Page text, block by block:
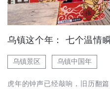
乌镇这个年： 七个温情
乌镇景区 乌镇中国年
虎年的钟声已经敲响，旧历翻